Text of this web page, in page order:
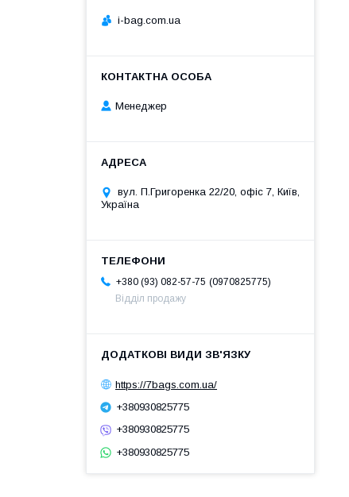
i-bag.com.ua
Менеджер
вул. П.Григоренка 22/20, офіс 7, Київ,
Україна
+380 (93) 082-57-75
0970825775
Відділ продажу
https://7bags.com.ua/
+380930825775
+380930825775
+380930825775